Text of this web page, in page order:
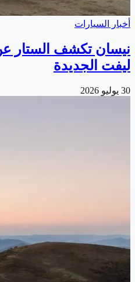
أخبار السيارات
ليفت الجديدة
30 يوليو 2026